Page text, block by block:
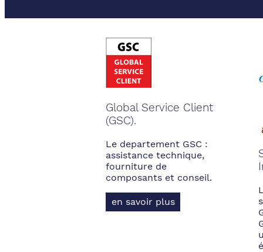
Global Service Client
(GSC).
Le departement GSC :
assistance technique,
fourniture de
composants et conseil.
en savoir plus